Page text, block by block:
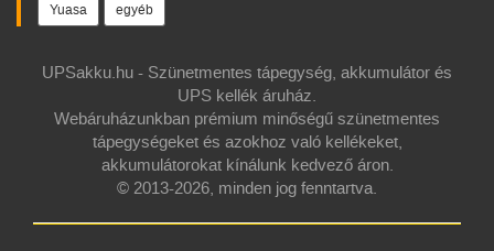
Yuasa egyéb
UPSakku.hu - Szünetmentes tápegység, akkumulátor és
UPS kellék áruház.
Webáruházunkban prémium minőségű szünetmentes
tápegységeket és azokhoz való kellékeket,
akkumulátorokat kínálunk kedvező áron.
© 2013-2026, minden jog fenntartva.